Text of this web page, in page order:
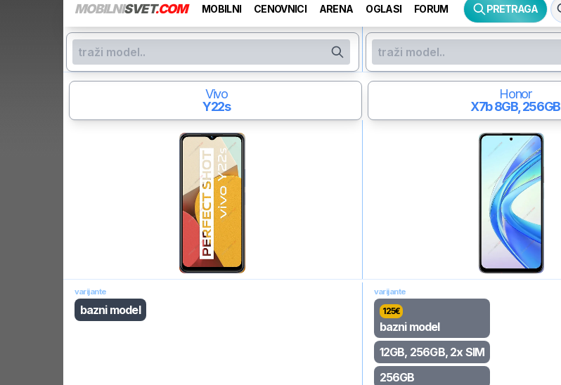
MOBILNISVET.COM MOBILNI CENOVNICI ARENA OGLASI FORUM PRETRAGA
Vivo
Y22s
Honor
X7b8GB, 256GB
varijante
bazni model
varijante
125€
bazni model
12GB, 256GB, 2x SIM
256GB